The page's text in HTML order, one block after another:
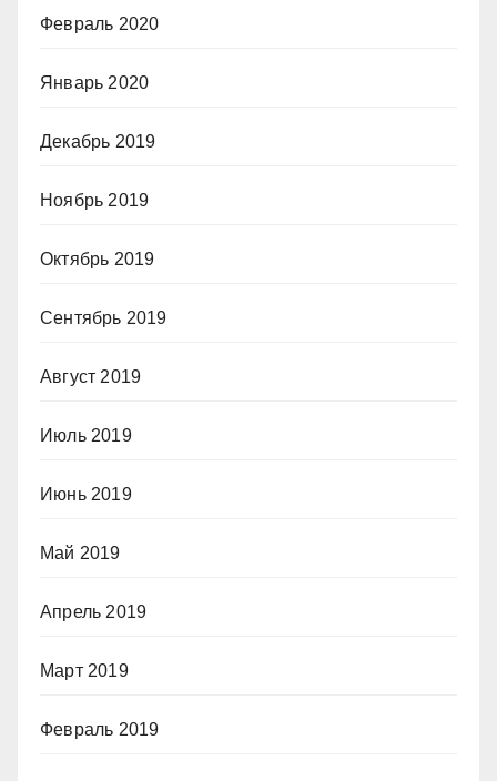
Февраль 2020
Январь 2020
Декабрь 2019
Ноябрь 2019
Октябрь 2019
Сентябрь 2019
Август 2019
Июль 2019
Июнь 2019
Май 2019
Апрель 2019
Март 2019
Февраль 2019